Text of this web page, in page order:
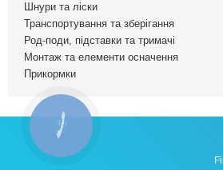
Шнури та ліски
Транспортування та зберігання
Род-поди, підставки та тримачі
Монтаж та елементи осначення
Прикормки
КНОПКА
ЗВ'ЯЗКУ